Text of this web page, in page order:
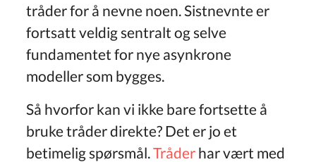
tråder for å nevne noen. Sistnevnte er
fortsatt veldig sentralt og selve
fundamentet for nye asynkrone
modeller som bygges.
Så hvorfor kan vi ikke bare fortsette å
bruke tråder direkte? Det er jo et
betimelig spørsmål.Tråder har vært med